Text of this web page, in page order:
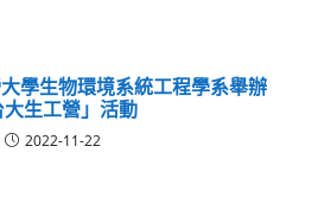
學生物環境系統工程學系舉辦
大生工營」活動
2022-11-22